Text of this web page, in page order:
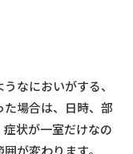
なにおいがする、
場合は、日時、部
状が一室だけなの
が変わります。